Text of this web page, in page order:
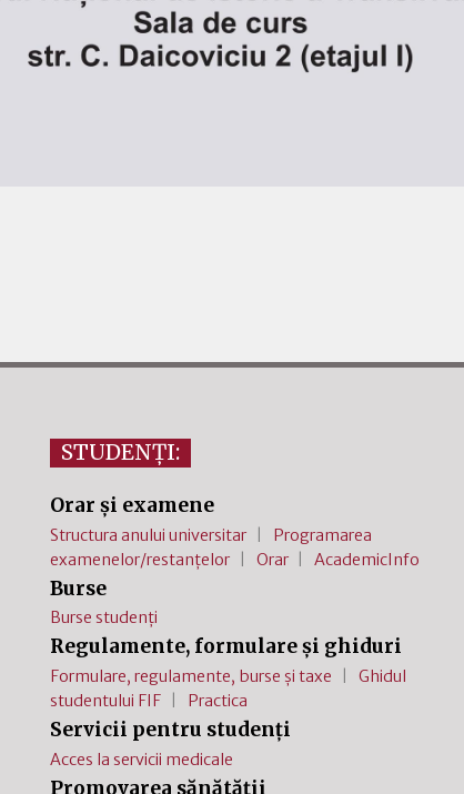
STUDENȚI:
Orar și examene
Structura anului universitar
Programarea
examenelor/restanțelor
Orar AcademicInfo
Burse
Burse studenți
Regulamente, formulare și ghiduri
Formulare, regulamente, burse și taxe
Ghidul
studentului FIF
Practica
Servicii pentru studenți
Acces la servicii medicale
Promovarea sănătății